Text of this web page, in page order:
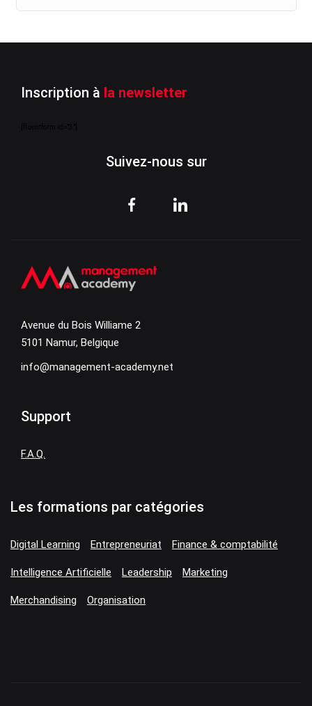
Inscription à la newsletter
Suivez-nous sur
Avenue du Bois Williame 2
5101 Namur, Belgique
info@management-academy.net
Support
F.A.Q.
Les formations par catégories
Digital Learning Entrepreneuriat Finance & comptabilité
Intelligence Artificielle Leadership Marketing
Merchandising Organisation